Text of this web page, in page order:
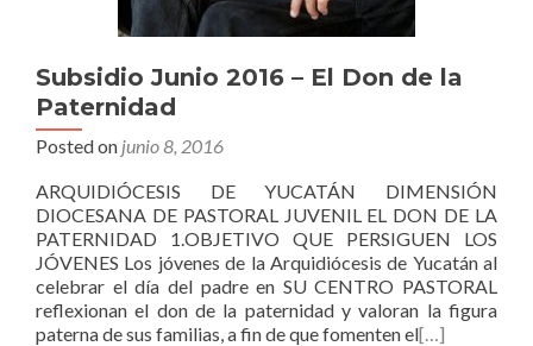
Subsidio Junio 2016 – El Don de la
Paternidad
Posted on junio 8, 2016
ARQUIDIÓCESIS DE YUCATÁN DIMENSIÓN
DIOCESANA DE PASTORAL JUVENIL EL DON DE LA
PATERNIDAD 1.OBJETIVO QUE PERSIGUEN LOS
JÓVENES Los jóvenes de la Arquidiócesis de Yucatán al
celebrar el día del padre en SU CENTRO PASTORAL
reflexionan el don de la paternidad y valoran la figura
paterna de sus familias, a fin de que fomenten el[…]